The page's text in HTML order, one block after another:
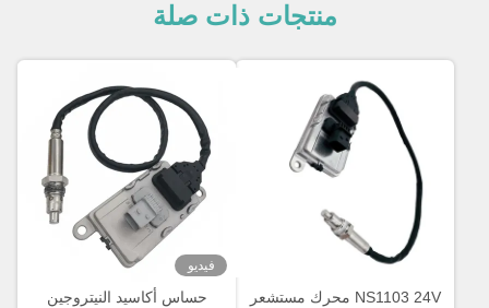
منتجات ذات صلة
NS1103 24V محرك مستشعر
فيديو
حساس أكاسيد النيتروجين